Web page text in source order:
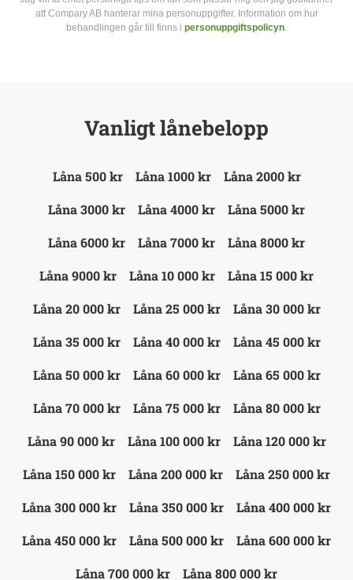
att Compary AB hanterar mina personuppgifter. Information om hur
behandlingen går till finns i personuppgiftspolicyn
Vanligt lånebelopp
Låna 500 kr Låna 1000 kr
Låna 2000 kr
Låna 3000 kr
Låna 4000 kr
Låna 5000 kr
Låna 6000 kr
Låna 7000 kr
Låna 8000 kr
Låna 9000 kr
Låna 10 000 kr
Låna 15 000 kr
Låna 20 000 kr
Låna 25 000 kr
Låna 30 000 kr
Låna 35 000 kr
Låna 40 000 kr
Låna 45 000 kr
Låna 50 000 kr
Låna 60 000 kr
Låna 65 000 kr
Låna 70 000 kr
Låna 75 000 kr
Låna 80 000 kr
Låna 90 000 kr
Låna 100 000 kr
Låna 120 000 kr
Låna 150 000 kr
Låna 200 000 kr
Låna 250 000 kr
Låna 300 000 kr
Låna 350 000 kr
Låna 400 000 kr
Låna 450 000 kr
Låna 500 000 kr
Låna 600 000 kr
Låna 700 000 kr
Låna 800 000 kr